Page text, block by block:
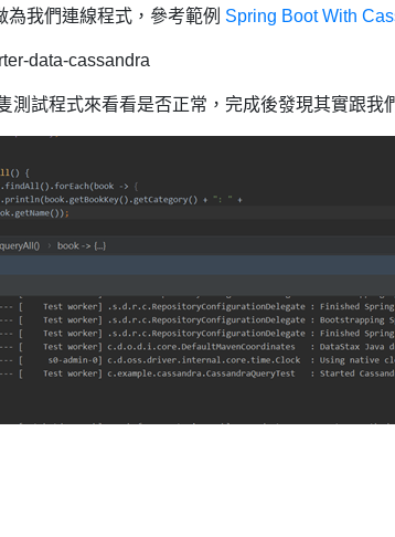
為我們連線程式，參考範例 Spring Boot With
data-cassandra
測試程式來看看是否正常，完成後發現其實跟我